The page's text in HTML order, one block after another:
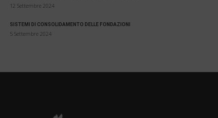
12 Settembre 2024
SISTEMI DI CONSOLIDAMENTO DELLE FONDAZIONI
5 Settembre 2024